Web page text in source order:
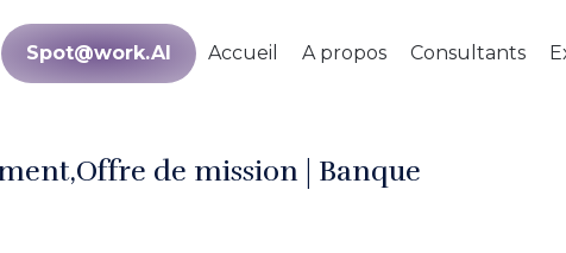
Spot@work.AI Accueil A propos Consultants
Offre de mission | Banque